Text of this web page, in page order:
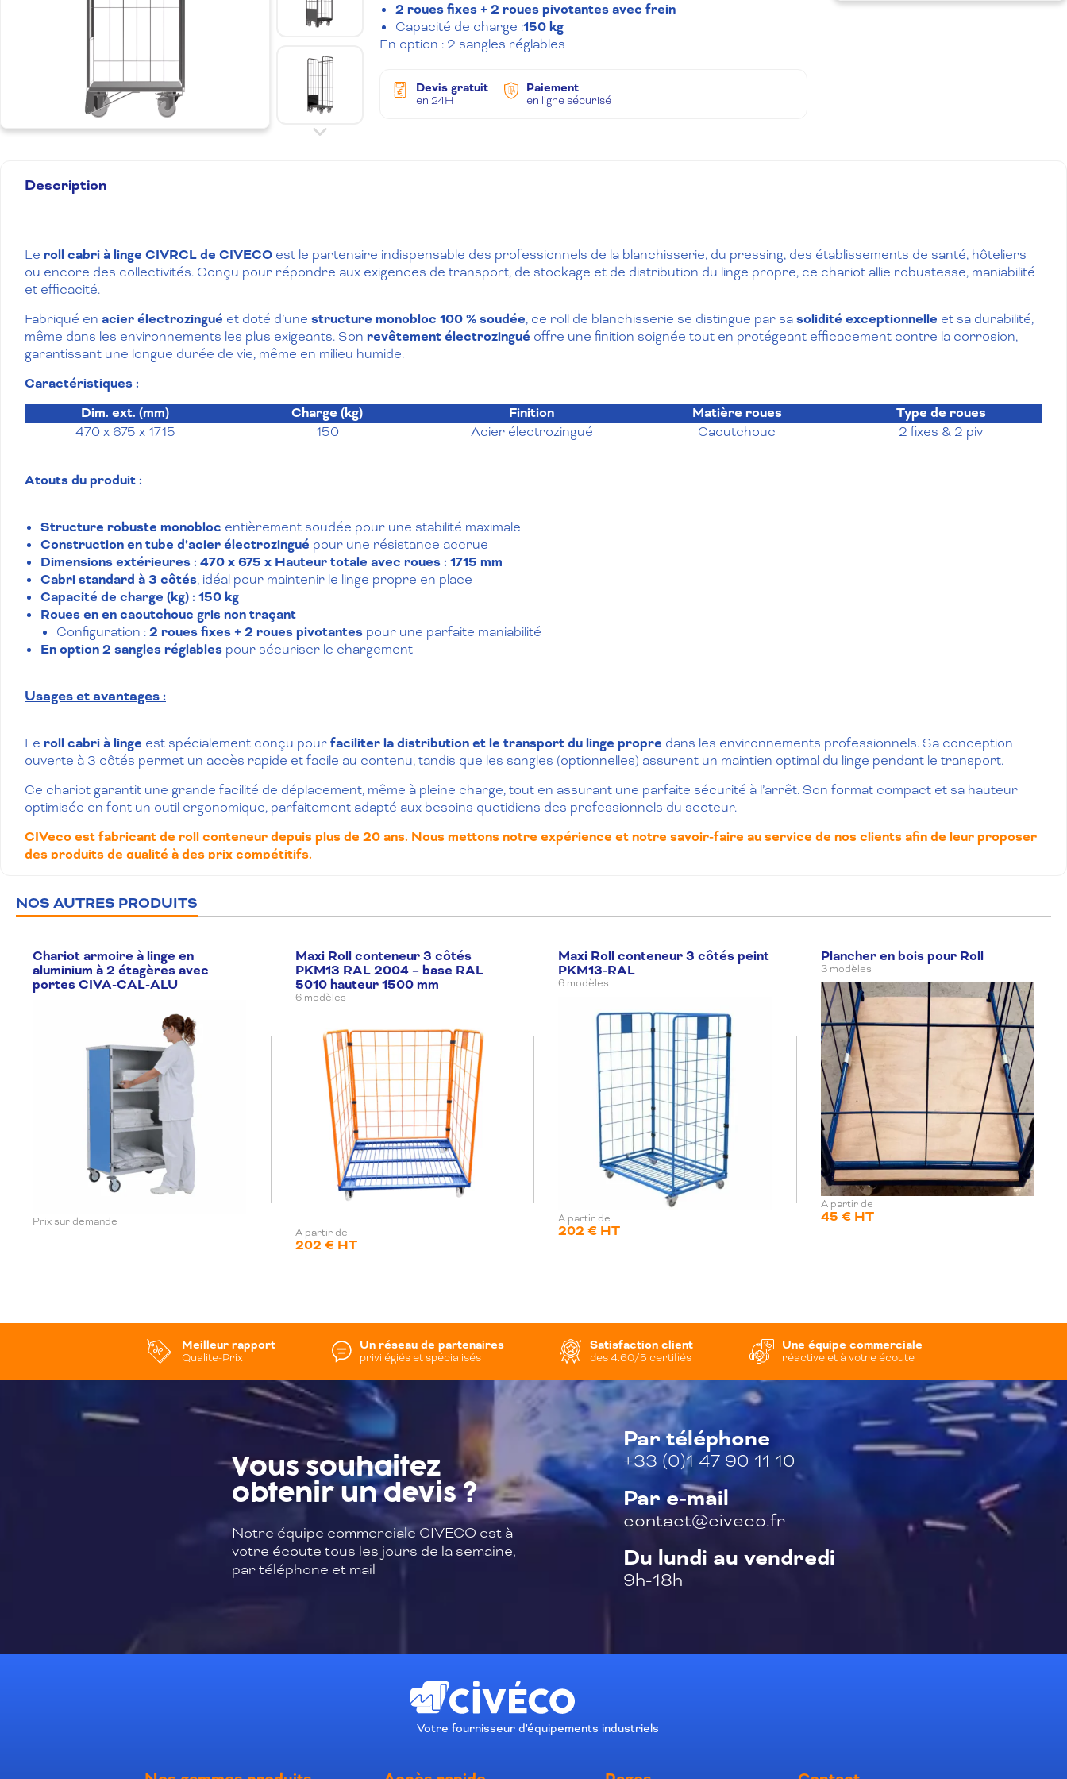
2 roues fixes + 2 roues pivotantes avec frein
Capacité de charge :150 kg
En option : 2 sangles réglables
Devis gratuit
en 24H
Paiement
en ligne sécurisé
Description
Le roll cabri à linge CIVRCL de CIVECO est le partenaire indispensable des professionnels de la blanchisserie, du pressing, des établissements de santé, hôteliers
ou encore des collectivités. Conçu pour répondre aux exigences de transport, de stockage et de distribution du linge propre, ce chariot allie robustesse, maniabilité
et efficacité.
Fabriqué en acier électrozingué et doté d’une structure monobloc 100 % soudée, ce roll de blanchisserie se distingue par sasolidité exceptionnelle et sa durabilité,
même dans les environnements les plus exigeants. Son revêtement électrozingué offre une finition soignée tout en protégeant efficacement contre la corrosion,
garantissant une longue durée de vie, même en milieu humide.
Caractéristiques :
Dim. ext. (mm)
Charge (kg) Finition Matière roues Type de roues
470 x 675 x 1715 150 Acier électrozingué Caoutchouc 2 fixes & 2 piv
Atouts du produit :
Structure robuste monobloc entièrement soudée pour une stabilité maximale
Construction en tube d’acier électrozingué pour une résistance accrue
Dimensions extérieures : 470 x 675 x Hauteur totale avec roues : 1715 mm
Cabri standard à 3 côtés, idéal pour maintenir le linge propre en place
Capacité de charge (kg) : 150 kg
Roues enen caoutchouc gris non traçant
Configuration :2 roues fixes + 2 roues pivotantes pour une parfaite maniabilité
En option2 sangles réglables pour sécuriser le chargement
Usages et avantages :
Le roll cabri à linge est spécialement conçu pourfaciliter la distribution et le transport du linge propre dans les environnements professionnels. Sa conception
ouverte à 3 côtés permet un accès rapide et facile au contenu, tandis que les sangles (optionnelles) assurent un maintien optimal du linge pendant le transport.
Ce chariot garantit une grande facilité de déplacement, même à pleine charge, tout en assurant une parfaite sécurité à l’arrêt. Son format compact et sa hauteur
optimisée en font un outil ergonomique, parfaitement adapté aux besoins quotidiens des professionnels du secteur.
CIVeco est fabricant de roll conteneur depuis plus de 20 ans. Nous mettons notre expérience et notre savoir-faire au service de nos clients afin de leur proposer
des produits de qualité à des prix compétitifs.
NOS AUTRES PRODUITS
Chariot armoire à linge en
aluminium à 2 étagères avec
portes CIVA-CAL-ALU
Prix sur demande
Maxi Roll conteneur 3 côtés
PKM13 RAL 2004 – base RAL
5010 hauteur 1500 mm
6 modèles
A partir de
202 € HT
Maxi Roll conteneur 3 côtés peint
PKM13-RAL
6 modèles
A partir de
202 € HT
Plancher en bois pour Roll
3 modèles
A partir de
45 € HT
Meilleur rapport
Qualite-Prix
Un réseau de partenaires
privilégiés et spécialisés
Satisfaction client
des 4.60/5 certifiés
Une équipe commerciale
réactive et à votre écoute
Vous souhaitez
obtenir un devis ?
Notre équipe commerciale CIVECO est à
votre écoute tous les jours de la semaine,
par téléphone et mail
Par téléphone
+33 (0)1 47 90 11 10
Par e-mail
contact@civeco.fr
Du lundi au vendredi
9h-18h
Votre fournisseur d'équipements industriels